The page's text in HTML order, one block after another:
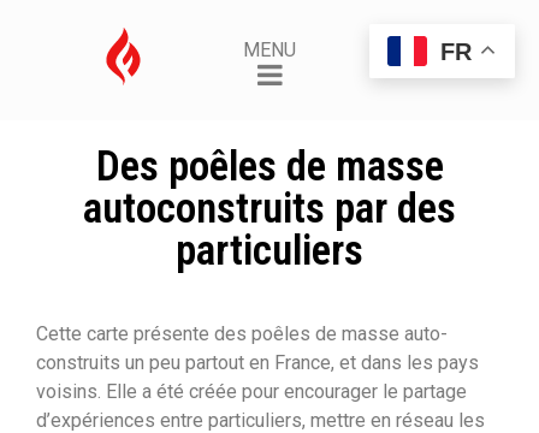
MENU
Des poêles de masse
autoconstruits par des
particuliers
Cette carte présente des poêles de masse auto-
construits un peu partout en France, et dans les pays
voisins. Elle a été créée pour encourager le partage
d’expériences entre particuliers, mettre en réseau les
FR